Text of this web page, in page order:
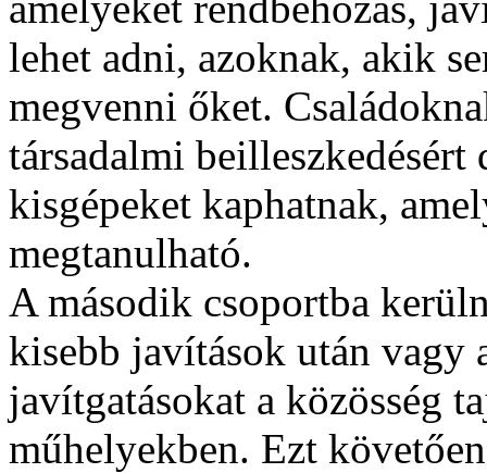
lehet adni, azoknak, akik
megvenni őket.
társadalmi
kisgépeket kaphatnak,
megtanulható.
A második csoportba
kisebb javítások után vagy
javítgatásokat a közösség
műhelyekben. Ezt